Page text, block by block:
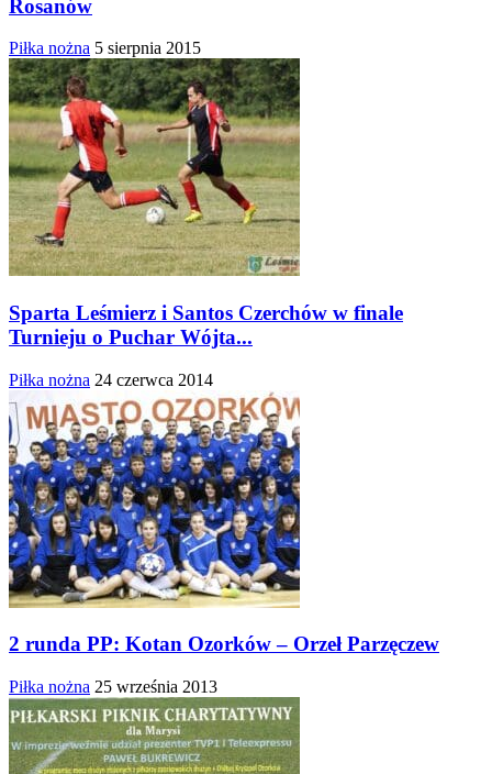
Rosanów
Piłka nożna 5 sierpnia 2015
Sparta Leśmierz i Santos Czerchów w finale
Turnieju o Puchar Wójta...
Piłka nożna 24 czerwca 2014
2 runda PP: Kotan Ozorków – Orzeł Parzęczew
Piłka nożna 25 września 2013